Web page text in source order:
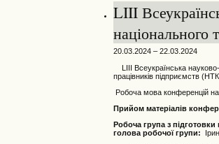
LIII
національного
20.03.2024 – 22.03.2024
LIII Всеукраїнська
працівників підприємств
Робоча мова конференцій
Прийом матеріалів
Робоча група з підготовки
голова робочої групи: